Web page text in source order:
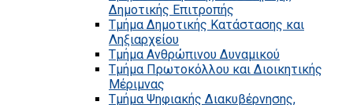
Δημοτικής Επιτροπής
Τμήμα Δημοτικής Κατάστασης και
Ληξιαρχείου
Τμήμα Ανθρώπινου Δυναμικού
Τμήμα Πρωτοκόλλου και Διοικητικής
Μέριμνας
Τμήμα Ψηφιακής Διακυβέρνησης,